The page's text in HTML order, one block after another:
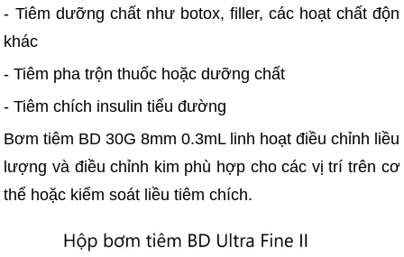
- Tiêm dưỡng chất như botox, filler, các hoạt chất độn
khác
- Tiêm pha trộn thuốc hoặc dưỡng chất
- Tiêm chích insulin tiểu đường
Bơm tiêm BD 30G 8mm 0.3mL linh hoạt điều chỉnh liều
lượng và điều chỉnh kim phù hợp cho các vị trí trên cơ
thể hoặc kiểm soát liều tiêm chích.